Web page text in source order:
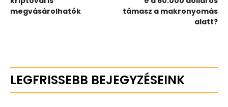
megvásárolhatók
támasz a makronyomás
alatt?
LEGFRISSEBB BEJEGYZÉSEINK